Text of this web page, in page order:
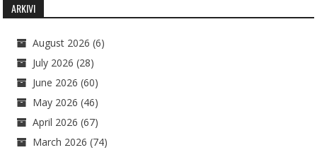
ARKIVI
August 2026 (6)
July 2026 (28)
June 2026 (60)
May 2026 (46)
April 2026 (67)
March 2026 (74)